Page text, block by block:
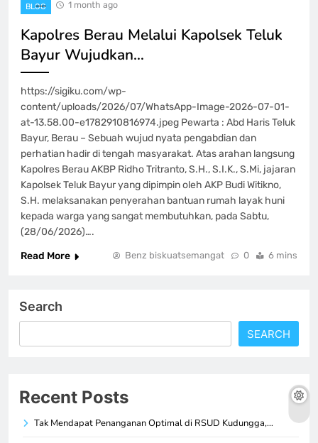
BLOG 1 month ago
Kapolres Berau Melalui Kapolsek Teluk
Bayur Wujudkan…
https://sigiku.com/wp-
content/uploads/2026/07/WhatsApp-Image-2026-07-01-
at-13.58.00-e1782910816974.jpeg Pewarta : Abd Haris Teluk
Bayur, Berau – Sebuah wujud nyata pengabdian dan
perhatian hadir di tengah masyarakat. Atas arahan langsung
Kapolres Berau AKBP Ridho Tritranto, S.H., S.I.K., S.Mi, jajaran
Kapolsek Teluk Bayur yang dipimpin oleh AKP Budi Witikno,
S.H. melaksanakan penyerahan bantuan rumah layak huni
kepada warga yang sangat membutuhkan, pada Sabtu,
(28/06/2026)….
Read More
Benz biskuatsemangat 0 6 mins
Search
SEARCH
Recent Posts
Tak Mendapat Penanganan Optimal di RSUD Kudungga,…